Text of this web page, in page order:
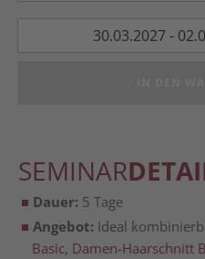
30.03.2027 -
SEMINAR
Dau­er: 5 Tage
Ange­bot: Ide­al
Basic, Damen-Haar­schnitt